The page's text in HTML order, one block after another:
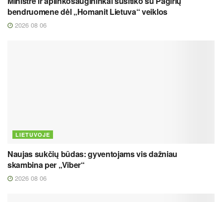
bendruomene dėl „Homanit Lietuva“ veiklos
2026 08 06
LIETUVOJE
Naujas sukčių būdas: gyventojams vis dažniau
skambina per „Viber“
2026 08 06